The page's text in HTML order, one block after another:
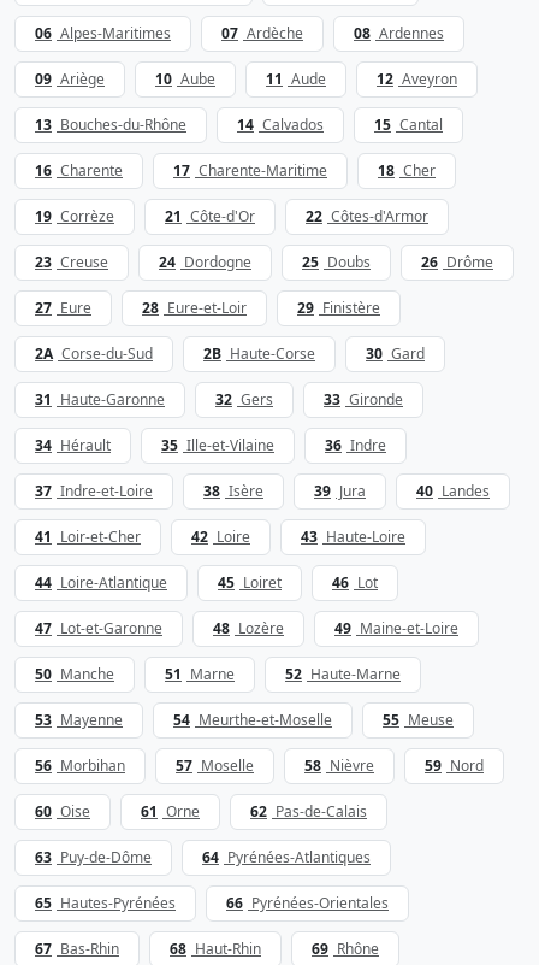
06 Alpes-Maritimes 07 Ardèche 08 Ardennes
09 Ariège 10 Aube 11 Aude 12 Aveyron
13 Bouches-du-Rhône 14 Calvados 15 Cantal
16 Charente 17 Charente-Maritime 18 Cher
19 Corrèze 21 Côte-d'Or 22 Côtes-d'Armor
23 Creuse 24 Dordogne 25 Doubs 26 Drôme
27 Eure 28 Eure-et-Loir 29 Finistère
2A Corse-du-Sud 2B Haute-Corse 30 Gard
31 Haute-Garonne 32 Gers 33 Gironde
34 Hérault 35 Ille-et-Vilaine 36 Indre
37 Indre-et-Loire 38 Isère 39 Jura 40 Landes
41 Loir-et-Cher 42 Loire 43 Haute-Loire
44 Loire-Atlantique 45 Loiret 46 Lot
47 Lot-et-Garonne 48 Lozère 49 Maine-et-Loire
50 Manche 51 Marne 52 Haute-Marne
53 Mayenne 54 Meurthe-et-Moselle 55 Meuse
56 Morbihan 57 Moselle 58 Nièvre 59 Nord
60 Oise 61 Orne 62 Pas-de-Calais
63 Puy-de-Dôme 64 Pyrénées-Atlantiques
65 Hautes-Pyrénées 66 Pyrénées-Orientales
67 Bas-Rhin 68 Haut-Rhin 69 Rhône